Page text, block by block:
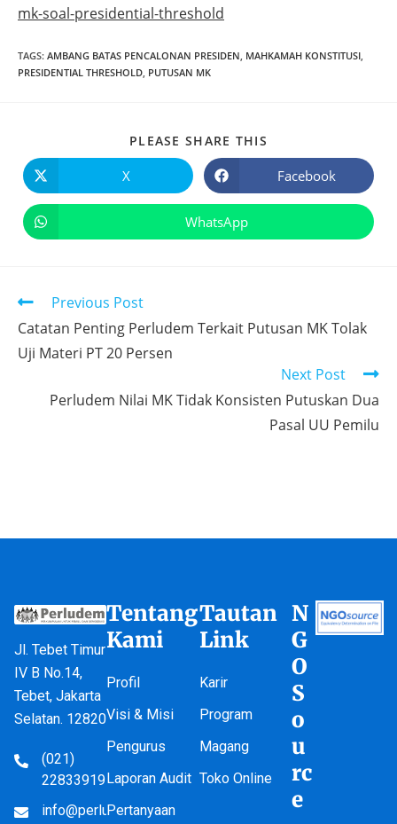
mk-soal-presidential-threshold
TAGS: AMBANG BATAS PENCALONAN PRESIDEN, MAHKAMAH KONSTITUSI,
PRESIDENTIAL THRESHOLD, PUTUSAN MK
PLEASE SHARE THIS
X Facebook
WhatsApp
Previous Post
Catatan Penting Perludem Terkait Putusan MK Tolak
Uji Materi PT 20 Persen
Next Post
Perludem Nilai MK Tidak Konsisten Putuskan Dua
Pasal UU Pemilu
Jl. Tebet Timur
IV B No.14,
Tebet, Jakarta
Selatan. 12820
(021)
22833919
info@perludem.or.id
Tentang
Kami
Profil
Visi & Misi
Pengurus
Laporan Audit
Pertanyaan
Tautan
Link
Karir
Program
Magang
Toko Online
N
G
O
S
o
u
rc
e